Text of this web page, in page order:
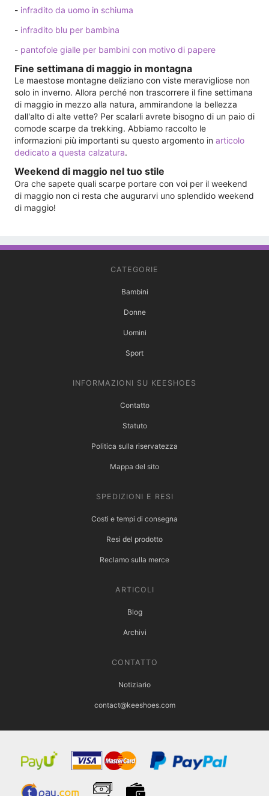
- infradito da uomo in schiuma
- infradito blu per bambina
- pantofole gialle per bambini con motivo di papere
Fine settimana di maggio in montagna
Le maestose montagne deliziano con viste meravigliose non
solo in inverno. Allora perché non trascorrere il fine settimana
di maggio in mezzo alla natura, ammirandone la bellezza
dall'alto di alte vette? Per scalarli avrete bisogno di un paio di
comode scarpe da trekking. Abbiamo raccolto le
informazioni più importanti su questo argomento in articolo
dedicato a questa calzatura.
Weekend di maggio nel tuo stile
Ora che sapete quali scarpe portare con voi per il weekend
di maggio non ci resta che augurarvi uno splendido weekend
di maggio!
CATEGORIE
Bambini
Donne
Uomini
Sport
INFORMAZIONI SU KEESHOES
Contatto
Statuto
Politica sulla riservatezza
Mappa del sito
SPEDIZIONI E RESI
Costi e tempi di consegna
Resi del prodotto
Reclamo sulla merce
ARTICOLI
Blog
Archivi
CONTATTO
Notiziario
contact@keeshoes.com